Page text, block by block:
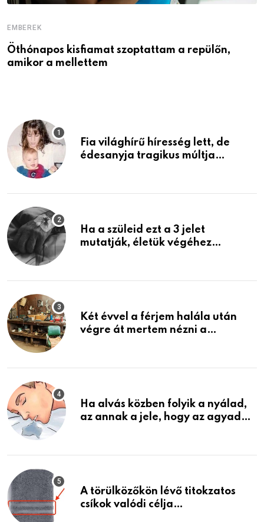
EMBEREK
Öthónapos kisfiamat szoptattam a repülőn,
amikor a mellettem
Fia világhírű híresség lett, de
édesanyja tragikus múltja
Ha a szüleid ezt a 3 jelet
mutatják, életük végéhez
Két évvel a férjem halála után
végre át mertem nézni a
életemet
Ha alvás közben folyik a nyálad,
az annak a jele, hogy az agyad…
A törülközőkön lévő titokzatos
csíkok valódi célja…